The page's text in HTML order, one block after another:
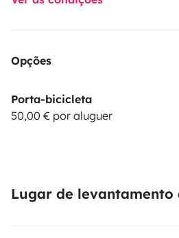
Opções
Porta-bicicleta
50,00 € por aluguer
Lugar de levantamento